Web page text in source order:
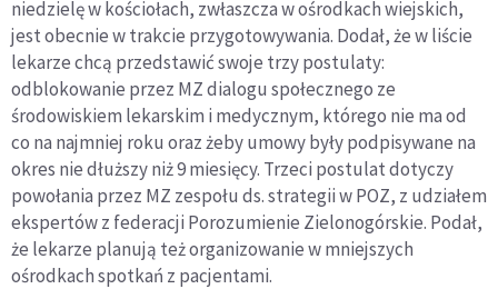
niedzielę w kościołach, zwłaszcza w ośrodkach wiejskich,
jest obecnie w trakcie przygotowywania. Dodał, że w liście
lekarze chcą przedstawić swoje trzy postulaty:
odblokowanie przez MZ dialogu społecznego ze
środowiskiem lekarskim i medycznym, którego nie ma od
co na najmniej roku oraz żeby umowy były podpisywane na
okres nie dłuższy niż 9 miesięcy. Trzeci postulat dotyczy
powołania przez MZ zespołu ds. strategii w POZ, z udziałem
ekspertów z federacji Porozumienie Zielonogórskie. Podał,
że lekarze planują też organizowanie w mniejszych
ośrodkach spotkań z pacjentami.